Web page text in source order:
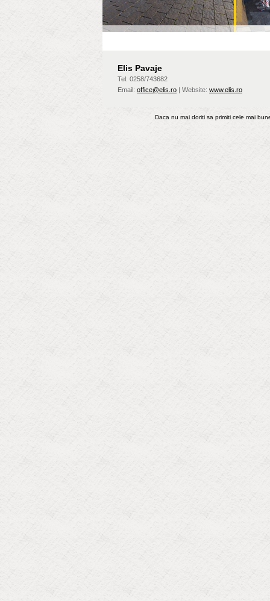
Elis Pavaje
Tel: 0258/743682
Email: office@elis.ro | Website: www.elis.ro
Daca nu mai doriti sa primiti cele mai